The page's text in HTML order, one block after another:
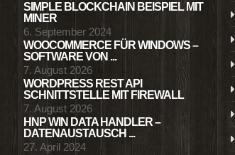
SIMPLE BLOCKCHAIN BEISPIEL MIT
MINER
6. September 2024
WOOCOMMERCE FÜR WINDOWS –
SOFTWARE VON ...
7. August 2026
WORDPRESS REST API
SCHNITTSTELLE MIT FIREWALL
7. August 2026
HNP WIN DATA HANDLER –
DATENAUSTAUSCH ...
27. April 2024